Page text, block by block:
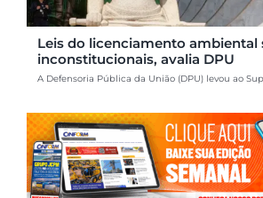
Leis do licenciamento ambiental
inconstitucionais, avalia DPU
A Defensoria Pública da União (DPU) levou ao